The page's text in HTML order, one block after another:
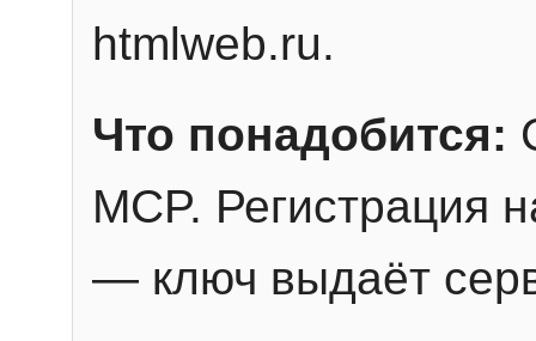
htmlweb.ru.
Что понадобится:
MCP. Регистрация
— ключ выдаёт